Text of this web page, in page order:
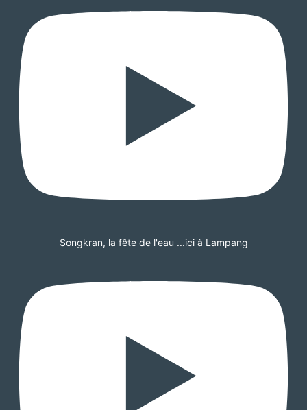
Songkran, la fête de l'eau ...ici à Lampang